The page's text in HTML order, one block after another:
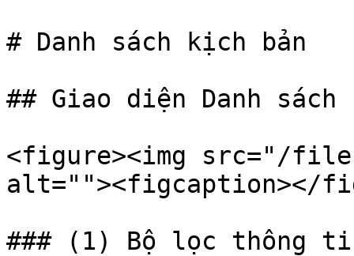
# Danh sách kịch bản
## Giao diện Danh sách
<figure><img src="/files/
alt=""><figcaption></
### (1) Bộ lọc thông